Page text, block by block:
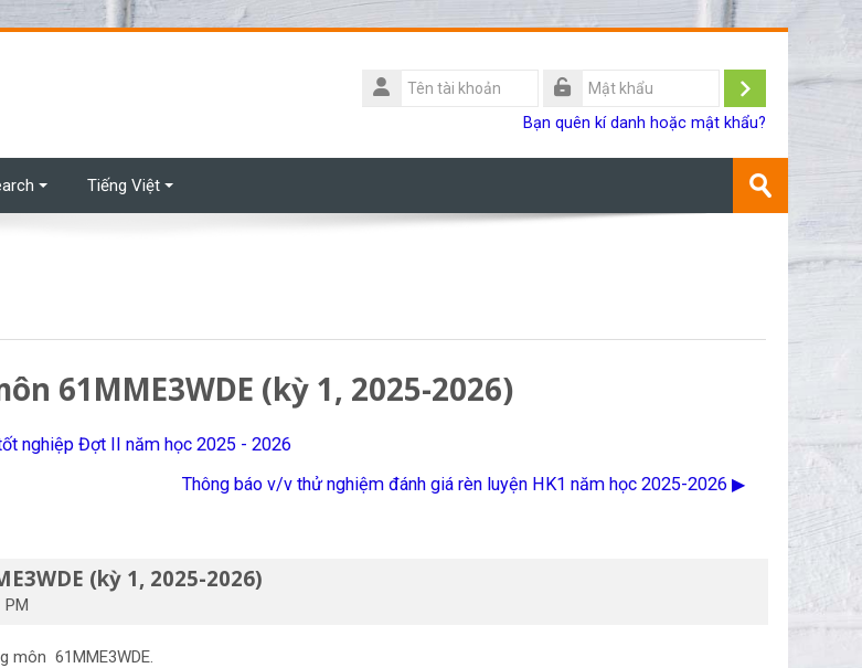
Tên
tài
Đăng
Bạn quên kí danh hoặc mật khẩu?
Tiếng Việt
khoá
Gửi
61MME3WDE (kỳ 1, 2025-2026)
nghiệp Đợt II năm học 2025 - 2026
Thông báo v/v thử nghiệm đánh giá rèn luyện HK1 năm học 2025-2026 ▶︎
(kỳ 1, 2025-2026)
PM
môn 61MME3WDE.